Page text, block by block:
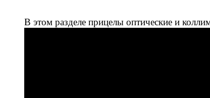
В этом разделе прицелы оптические и